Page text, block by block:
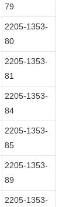
79
2205-1353-
80
2205-1353-
81
2205-1353-
84
2205-1353-
85
2205-1353-
89
2205-1353-